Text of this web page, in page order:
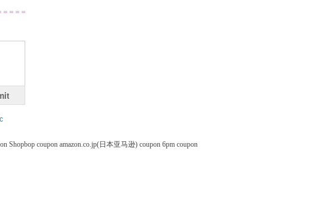
Shopbop coupon amazon.co.jp(日本亚马逊) coupon 6pm coupon